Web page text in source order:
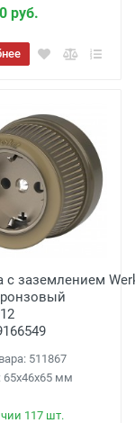
руб.
с заземлением
511867
65x46x65 мм
117 шт.